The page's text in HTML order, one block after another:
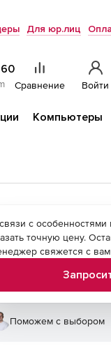
Для юр.лиц
Сравнение Войти
Компьютеры
с
точную цену.
свяжется с
Поможем с выбором